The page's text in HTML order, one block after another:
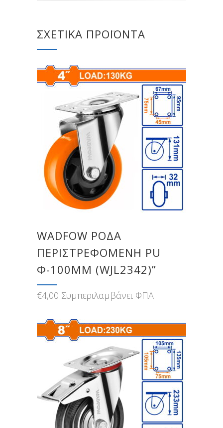
ΣΧΕΤΙΚΆ ΠΡΟΪΌΝΤΑ
WADFOW ΡΟΔΑ
ΠΕΡΙΣΤΡΕΦΟΜΕΝΗ PU
Φ-100MM (WJL2342)”
€4,00 Συμπεριλαμβάνει ΦΠΑ